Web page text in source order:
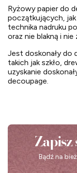
Ryżowy papier do
początkujących,
technika nadruku
oraz nie blakną i
Jest doskonały do
takich jak szkło,
uzyskanie
decoupage.
Bądź na